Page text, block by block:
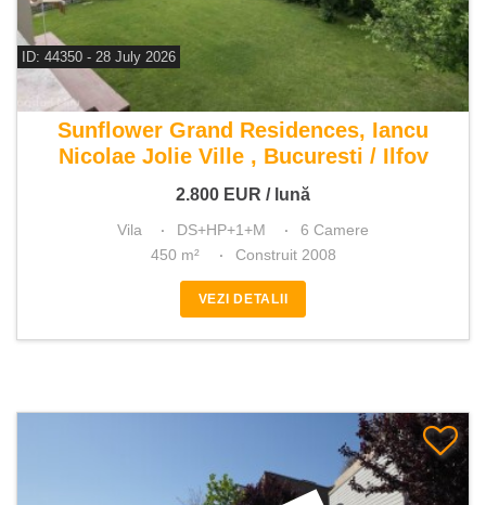
ID: 44350 - 28 July 2026
De inchiriat vila 6 camere
Sunflower Grand Residences, Iancu
Nicolae Jolie Ville , Bucuresti / Ilfov
2.800 EUR / lună
Vila DS+HP+1+M
6 Camere
450 m²
Construit 2008
VEZI DETALII